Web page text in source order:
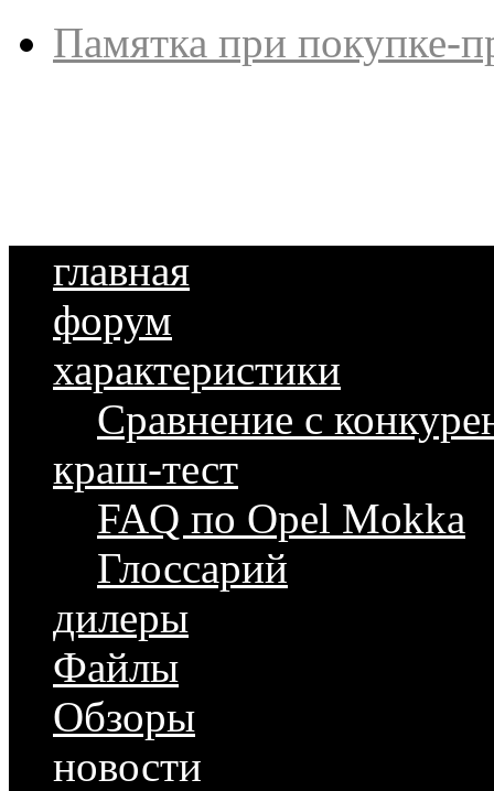
Памятка при покупке-
главная
форум
характеристики
Сравнение с
краш-тест
FAQ по Opel Mokka
Глоссарий
дилеры
Файлы
Обзоры
новости